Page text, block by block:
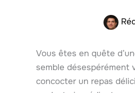
Vous êtes en quête
semble désespérément
concocter un repas